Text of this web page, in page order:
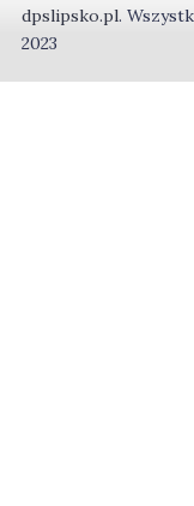
dpslipsko.pl.
2023